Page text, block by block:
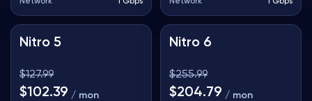
Nitro 5
$127.99
$102.39 / mon
Nitro 6
$255.99
$204.79 / mon